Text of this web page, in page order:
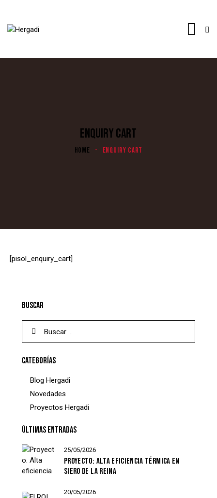
ENQUIRY CART
HOME ENQUIRY CART
[pisol_enquiry_cart]
BUSCAR
CATEGORÍAS
Blog Hergadi
Novedades
Proyectos Hergadi
ÚLTIMAS ENTRADAS
25/05/2026
PROYECTO: ALTA EFICIENCIA TÉRMICA EN
SIERO DE LA REINA
20/05/2026